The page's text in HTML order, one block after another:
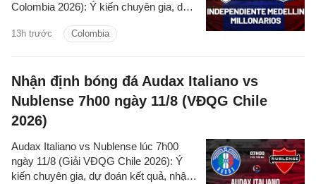
13h trước Colombia
Colombia 2026): Ý kiến chuyên gia, dự
đấu, thống kê chi tiết về hai đội.
Nhận định bóng đá Audax Italiano vs
Nublense 7h00 ngày 11/8 (VĐQG Chile
2026)
Audax Italiano vs Nublense lúc 7h00
ngày 11/8 (Giải VĐQG Chile 2026): Ý
kiến chuyên gia, dự đoán kết quả, nhận